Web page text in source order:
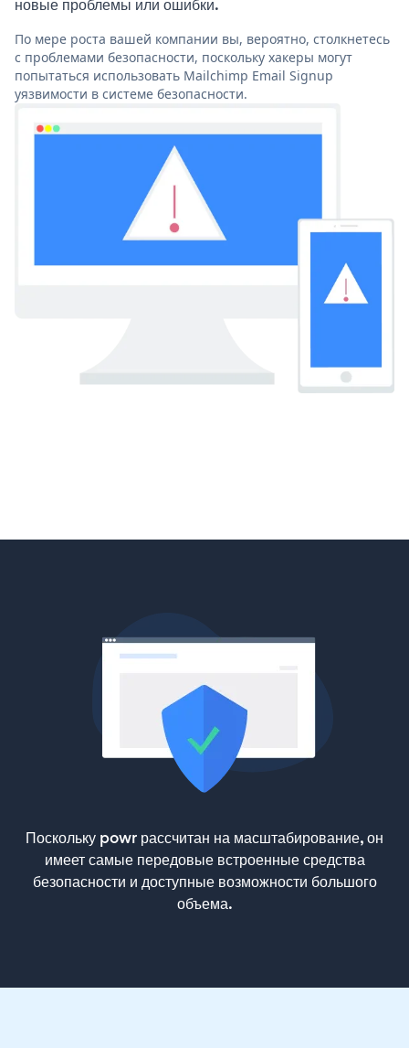
новые проблемы или ошибки.
По мере роста вашей компании вы, вероятно, столкнетесь
с проблемами безопасности, поскольку хакеры могут
попытаться использовать Mailchimp Email Signup
уязвимости в системе безопасности.
Поскольку powr рассчитан на масштабирование, он
имеет самые передовые встроенные средства
безопасности и доступные возможности большого
объема.